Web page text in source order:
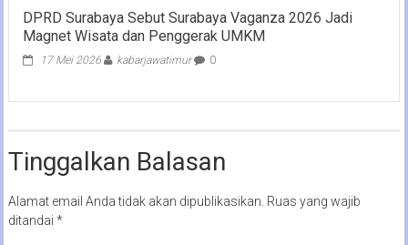
DPRD Surabaya Sebut Surabaya Vaganza 2026 Jadi
Magnet Wisata dan Penggerak UMKM
17 Mei 2026 kabarjawatimur 0
Tinggalkan Balasan
Alamat email Anda tidak akan dipublikasikan. Ruas yang wajib
ditandai *